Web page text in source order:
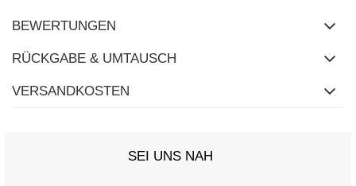
BEWERTUNGEN
RÜCKGABE & UMTAUSCH
VERSANDKOSTEN
SEI UNS NAH